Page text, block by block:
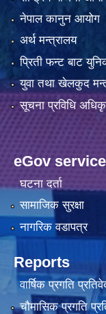
नेपाल कानुन आयोग
अर्थ मन्त्रालय
प्रिती फन्ट बाट
युवा तथा खेलकुद
सूचना प्रविधि
eGov
घटना दर्ता
सामाजिक सुरक्षा
नागरिक वडापत्र
Reports
वार्षिक प्रगति
चौमासिक प्रगति